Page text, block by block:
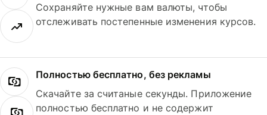
Сохраняйте нужные вам валюты, чтобы
отслеживать постепенные изменения курсов.
Полностью бесплатно, без рекламы
Скачайте за считаные секунды. Приложение
полностью бесплатно и не содержит